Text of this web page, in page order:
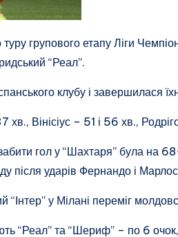
групового етапу Ліги
“Реал”.
клубу і завершилася
Вінісіус – 51 і 56 хв.,
гол у “Шахтаря” була на
після ударів Фернандо і
“Інтер” у Мілані переміг
“Реал” та “Шериф” – по 6